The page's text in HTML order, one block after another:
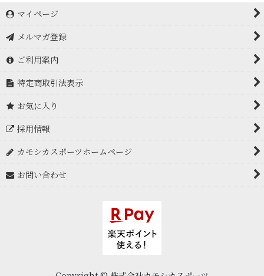
マイページ
メルマガ登録
ご利用案内
特定商取引法表示
お気に入り
採用情報
カモシカスポーツホームページ
お問い合わせ